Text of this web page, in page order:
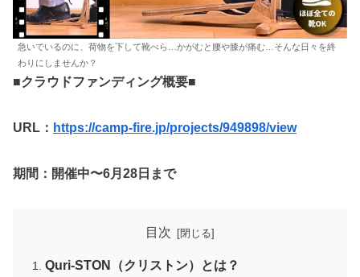
急いでいるのに、荷物を下して靴べら…かがむと腰や膝が痛む…そんな日々を終
わりにしませんか？
■クラウドファンディング概要■
URL： https://camp-fire.jp/projects/949898/view
期間：開催中〜6月28日まで
目次
Quri-STON（クリストン）とは？